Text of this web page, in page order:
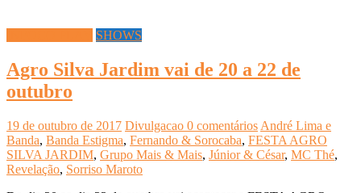
SHOWS
Agro Silva Jardim vai de 20 a 22 de
outubro
19 de outubro de 2017 Divulgacao 0 comentários André Lima e
Banda, Banda Estigma, Fernando & Sorocaba, FESTA AGRO
SILVA JARDIM, Grupo Mais & Mais, Júnior & César, MC Thé,
Revelação, Sorriso Maroto